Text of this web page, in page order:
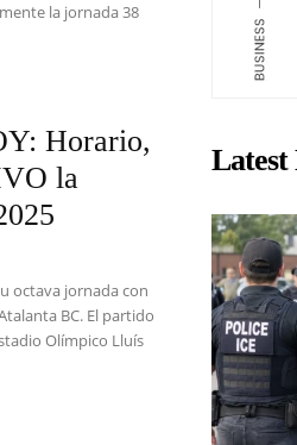
la jornada 38
Horario,
la
octava jornada con
BC. El partido
Olímpico Lluís
Latest